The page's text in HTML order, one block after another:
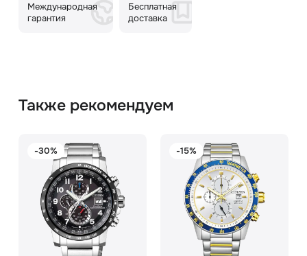
Международная
гарантия
Бесплатная
доставка
Также рекомендуем
-30% -15%